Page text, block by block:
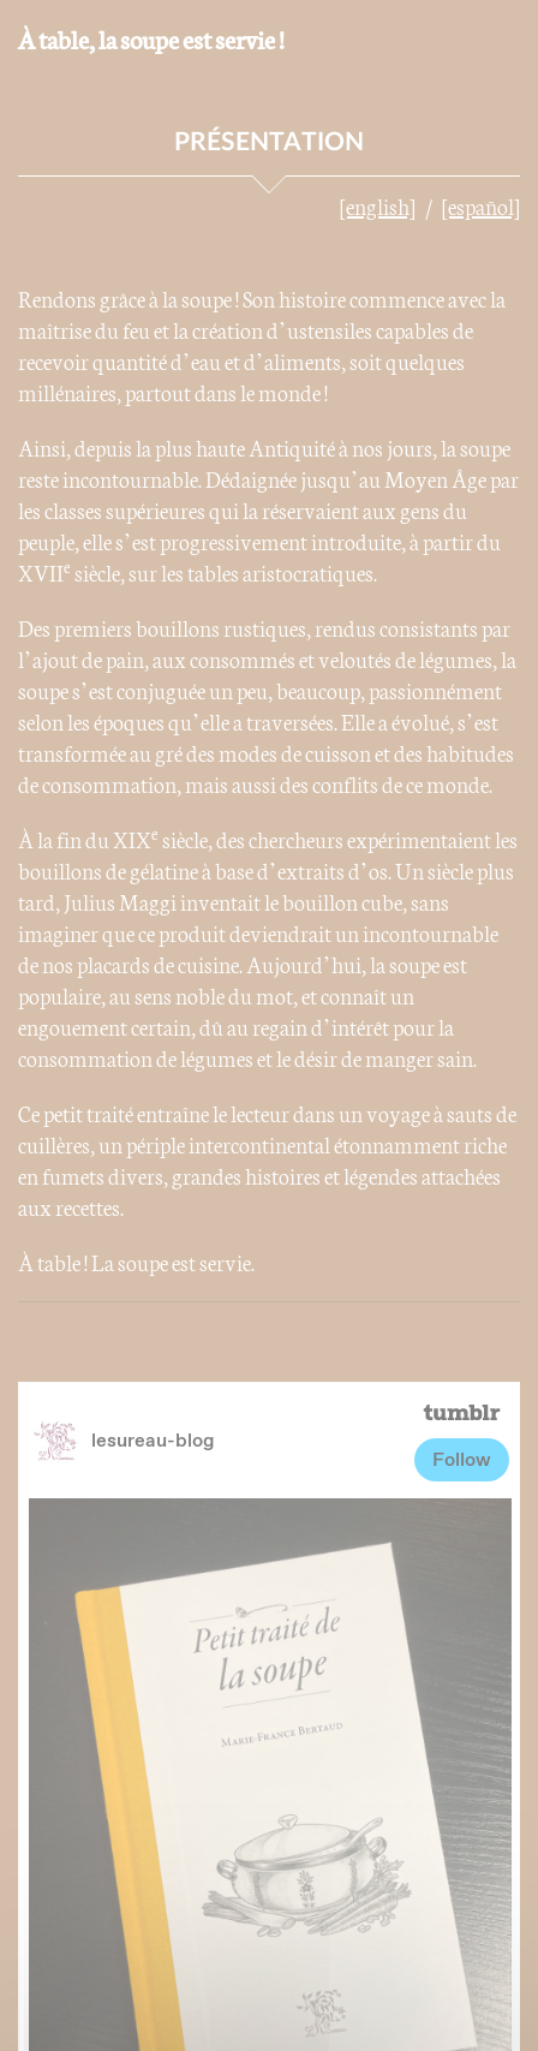
À table, la soupe est servie !
PRÉSENTATION
[english] [español]
Rendons grâce à la soupe ! Son histoire commence avec la
maîtrise du feu et la création d’ustensiles capables de
recevoir quantité d’eau et d’aliments, soit quelques
millénaires, partout dans le monde !
Ainsi, depuis la plus haute Antiquité à nos jours, la soupe
reste incontournable. Dédaignée jusqu’au Moyen Âge par
les classes supérieures qui la réservaient aux gens du
peuple, elle s’est progressivement introduite, à partir du
XVIIe siècle, sur les tables aristocratiques.
Des premiers bouillons rustiques, rendus consistants par
l’ajout de pain, aux consommés et veloutés de légumes, la
soupe s’est conjuguée un peu, beaucoup, passionnément
selon les époques qu’elle a traversées. Elle a évolué, s’est
transformée au gré des modes de cuisson et des habitudes
de consommation, mais aussi des conflits de ce monde.
À la fin du XIXe siècle, des chercheurs expérimentaient les
bouillons de gélatine à base d’extraits d’os. Un siècle plus
tard, Julius Maggi inventait le bouillon cube, sans
imaginer que ce produit deviendrait un incontournable
de nos placards de cuisine. Aujourd’hui, la soupe est
populaire, au sens noble du mot, et connaît un
engouement certain, dû au regain d’intérêt pour la
consommation de légumes et le désir de manger sain.
Ce petit traité entraîne le lecteur dans un voyage à sauts de
cuillères, un périple intercontinental étonnamment riche
en fumets divers, grandes histoires et légendes attachées
aux recettes.
À table ! La soupe est servie.